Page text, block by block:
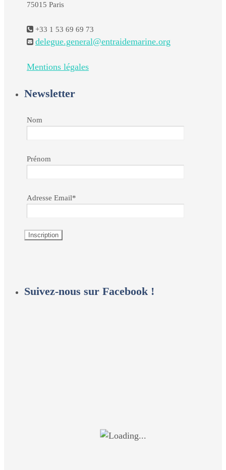
75015 Paris
+33 1 53 69 69 73
delegue.general@entraidemarine.org
Mentions légales
Newsletter
Nom
Prénom
Adresse Email*
Suivez-nous sur Facebook !